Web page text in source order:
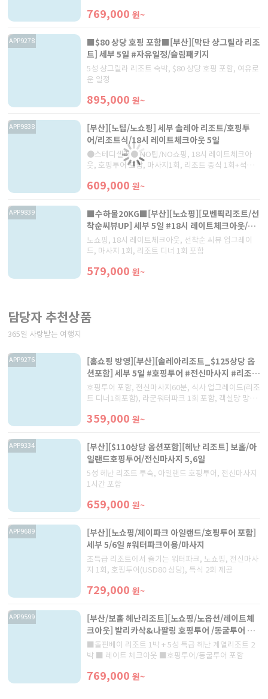
769,000 원~
APP9278
■$80 상당 호핑 포함■[부산][막탄 샹그릴라 리조
트] 세부 5일 #자유일정/슬림패키지
5성 샹그릴라 리조트 숙박, $80 상당 호핑 포함, 여유로
운 일정
895,000 원~
APP9838
[부산][노팁/노쇼핑] 세부 솔레아 리조트/호핑투
어/리조트식/18시 레이트체크아웃 5일
●스테디셀러● NO팁/NO쇼핑, 18시 레이트체크아
웃, 호핑투어 포함, 마사지1회, 리조트 중식 1회+석식 1
609,000 원~
APP9839
■수하물20KG■[부산][노쇼핑][모벤픽리조트/선
착순씨뷰UP] 세부 5일 #18시 레이트체크아웃/리
조트디너
노쇼핑, 18시 레이트체크아웃, 선착순 씨뷰 업그레이
드, 마사지 1회, 리조트 디너 1회 포함
579,000 원~
담당자 추천상품
365일 사랑받는 여행지
APP9276
[홈쇼핑 방영][부산][솔레아리조트_$125상당 옵
션포함] 세부 5일 #호핑투어 #전신마사지 #리조트
디너 #망고 1KG
호핑투어 포함, 전신마사지60분, 식사 업그레이드(리조
트 디너1회포함), 라군워터파크 1회 포함, 객실당 망고
359,000 원~
APP9334
[부산][$110상당 옵션포함][헤난 리조트] 보홀/아
일랜드호핑투어/전신마사지 5,6일
5성 헤난 리조트 투숙, 아일랜드 호핑투어, 전신마사지
1시간 포함
659,000 원~
APP9689
[부산][노쇼핑/제이파크 아일랜드/호핑투어 포함]
세부 5/6일 #워터파크이용/마사지
초특급 리조트에서 즐기는 워터파크, 노쇼핑, 전신마사
지 1회, 호핑투어(USD80 상당), 특식 2회 제공
729,000 원~
APP9599
[부산/보홀 헤난리조트][노쇼핑/노옵션/레이트체
크아웃] 발리카삭&나팔링 호핑투어 /동굴투어 반
자유팩 5/6일
■돌핀베이 리조트 1박 + 5성 특급 헤난 계열리조트 2
박 ■ 레이트 체크아웃 ■호핑투어/동굴투어 포함
769,000 원~